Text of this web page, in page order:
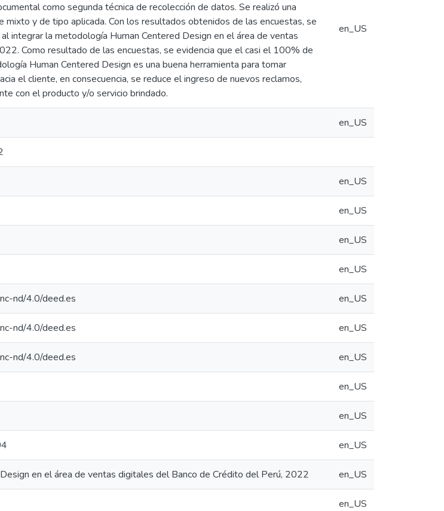
como segunda técnica de recolección de datos. Se realizó una
mixto y de tipo aplicada. Con los resultados obtenidos de las encuestas, se
integrar la metodología Human Centered Design en el área de ventas
Como resultado de las encuestas, se evidencia que el casi el 100% de
Human Centered Design es una buena herramienta para tomar
el cliente, en consecuencia, se reduce el ingreso de nuevos reclamos,
con el producto y/o servicio brindado.
en_US
en_US
en_US
en_US
en_US
en_US
nd/4.0/deed.es en_US
nd/4.0/deed.es en_US
nd/4.0/deed.es en_US
en_US
en_US
en_US
en el área de ventas digitales del Banco de Crédito del Perú, 2022 en_US
en_US